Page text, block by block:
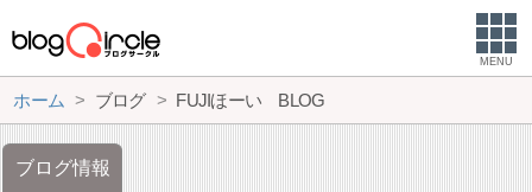
MENU
ホーム ブログ FUJIほーい BLOG
ブログ情報